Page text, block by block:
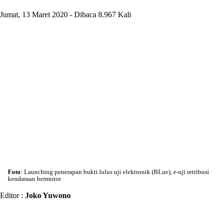
Jumat, 13 Maret 2020 - Dibaca 8.967 Kali
Foto: Launching penerapan bukti lulus uji elektronik (BLue), e-uji retribusi
kendaraan bermotor
Editor : Joko Yuwono